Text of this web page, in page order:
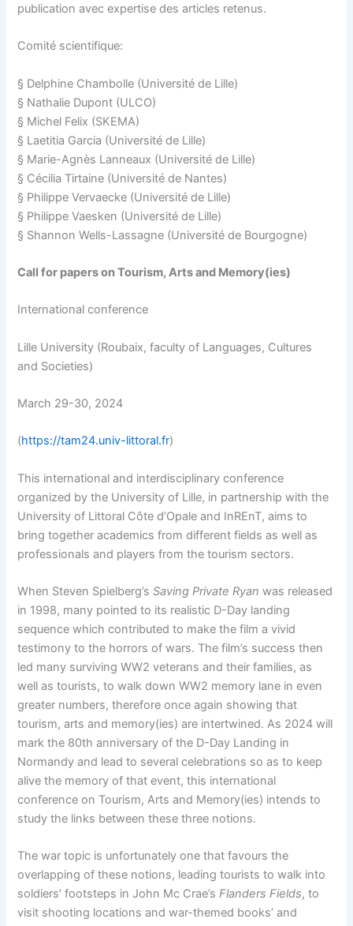
publication avec expertise des articles retenus.
Comité scientifique:
§ Delphine Chambolle (Université de Lille)
§ Nathalie Dupont (ULCO)
§ Michel Felix (SKEMA)
§ Laetitia Garcia (Université de Lille)
§ Marie-Agnès Lanneaux (Université de Lille)
§ Cécilia Tirtaine (Université de Nantes)
§ Philippe Vervaecke (Université de Lille)
§ Philippe Vaesken (Université de Lille)
§ Shannon Wells-Lassagne (Université de Bourgogne)
Call for papers on Tourism, Arts and Memory(ies)
International conference
Lille University (Roubaix, faculty of Languages, Cultures
and Societies)
March 29-30, 2024
(https://tam24.univ-littoral.fr)
This international and interdisciplinary conference
organized by the University of Lille, in partnership with the
University of Littoral Côte d’Opale and InREnT, aims to
bring together academics from different fields as well as
professionals and players from the tourism sectors.
When Steven Spielberg’sSaving Private Ryan was released
in 1998, many pointed to its realistic D-Day landing
sequence which contributed to make the film a vivid
testimony to the horrors of wars. The film’s success then
led many surviving WW2 veterans and their families, as
well as tourists, to walk down WW2 memory lane in even
greater numbers, therefore once again showing that
tourism, arts and memory(ies) are intertwined. As 2024 will
mark the 80th anniversary of the D-Day Landing in
Normandy and lead to several celebrations so as to keep
alive the memory of that event, this international
conference on Tourism, Arts and Memory(ies) intends to
study the links between these three notions.
The war topic is unfortunately one that favours the
overlapping of these notions, leading tourists to walk into
soldiers’ footsteps in John Mc Crae’sFlanders Fields, to
visit shooting locations and war-themed books’ and